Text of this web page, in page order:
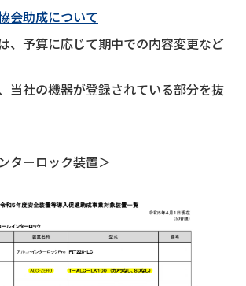
会助成について
、予算に応じて期中での内容変更など
当社の機器が登録されている部分を抜
ターロック装置＞